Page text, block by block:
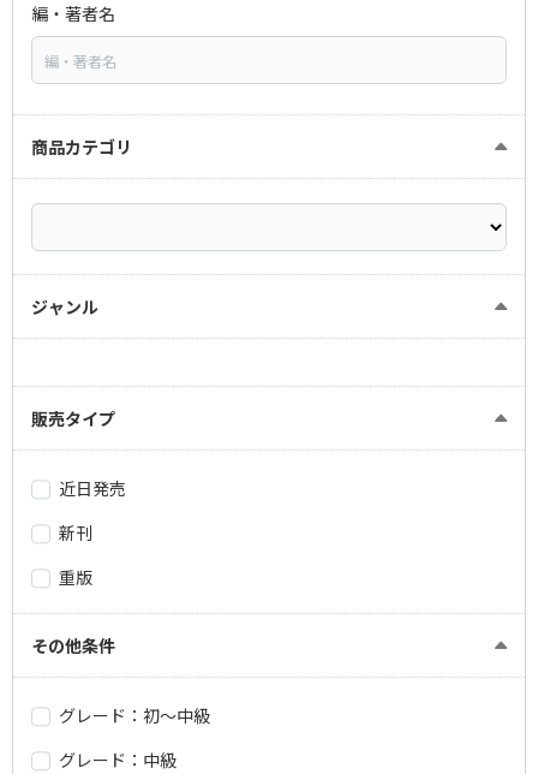
編・著者名
商品カテゴリ
ジャンル
販売タイプ
近日発売
新刊
重版
その他条件
グレード：初～中級
グレード：中級